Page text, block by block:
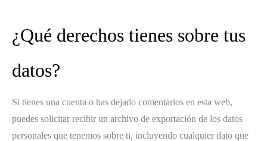
¿Qué derechos tienes sobre tus
datos?
Si tienes una cuenta o has dejado comentarios en esta web,
puedes solicitar recibir un archivo de exportación de los datos
personales que tenemos sobre ti, incluyendo cualquier dato que